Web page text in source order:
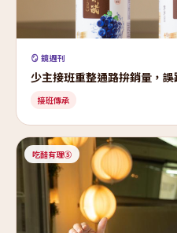
🪞 鏡週刊
少主接班重整通路拚銷量，
接班傳承
吃醋有理⑤